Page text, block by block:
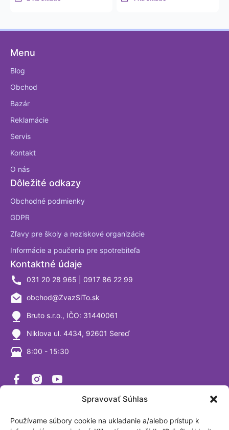
Spravovať Súhlas
Používame súbory cookie na ukladanie a/alebo prístup k
Menu
Blog
Obchod
Bazár
Reklamácie
Servis
Kontakt
O nás
Dôležité odkazy
Obchodné podmienky
GDPR
Zľavy pre školy a neziskové organizácie
Informácie a poučenia pre spotrebiteľa
váhy a vážiace systémy. Ako firma sa venujeme výrobe a
Kontaktné údaje
031 20 28 965 | 0917 86 22 99
obchod@ZvazSiTo.sk
Bruto s.r.o., IČO: 31440061
Niklova ul. 4434, 92601 Sereď
8:00 - 15:30